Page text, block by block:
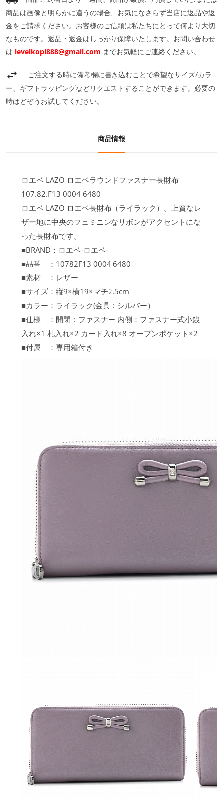
商品は画像と明らかに違うの場合、お気になさらず当店に返品や返
金をご請求ください。お客様のご信頼は私たちにとって何より大切
なものです。返品・返金はしっかり保障いたします。お問い合わせ
は levelkopi888@gmail.com までお気軽にご連絡ください。
ご注文する時に備考欄に書き込むことで希望なサイズ/カラ
ー、ギフトラッピングなどリクエストすることができます。必要の
時はどぞうお試してください。
商品情報
ロエベ LAZO ロエベラウンドファスナー長財布
107.82.F13 0004 6480
ロエベ LAZO ロエベ長財布（ライラック）。上質なレ
ザー地に中央のフェミニンなリボンがアクセントにな
った長財布です。
■BRAND：ロエベ-ロエベ-
■品番 ：10782F13 0004 6480
■素材 ：レザー
■サイズ：縦9×横19×マチ2.5cm
■カラー：ライラック(金具：シルバー）
■仕様 ：開閉：ファスナー 内側：ファスナー式小銭
入れ×1 札入れ×2 カード入れ×8 オープンポケット×2
■付属 ：専用箱付き